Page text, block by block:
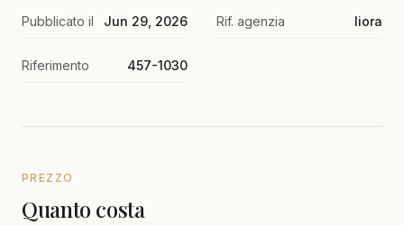
Pubblicato il Jun 29, 2026 Rif. agenzia liora
Riferimento 457-1030
PREZZO
Quanto costa